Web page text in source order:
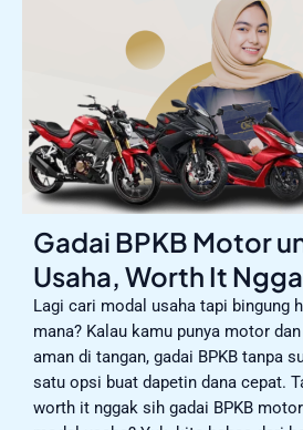
Gadai BPKB Motor
Usaha, Worth It
Lagi cari modal usaha tapi bingung
mana? Kalau kamu punya motor
aman di tangan, gadai BPKB tanpa
satu opsi buat dapetin dana cepat.
worth it nggak sih gadai BPKB